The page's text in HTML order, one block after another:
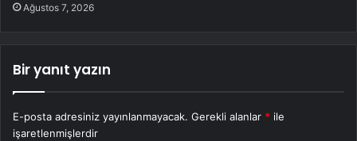
Ağustos 7, 2026
Bir yanıt yazın
E-posta adresiniz yayınlanmayacak. Gerekli alanlar * ile
işaretlenmişlerdir